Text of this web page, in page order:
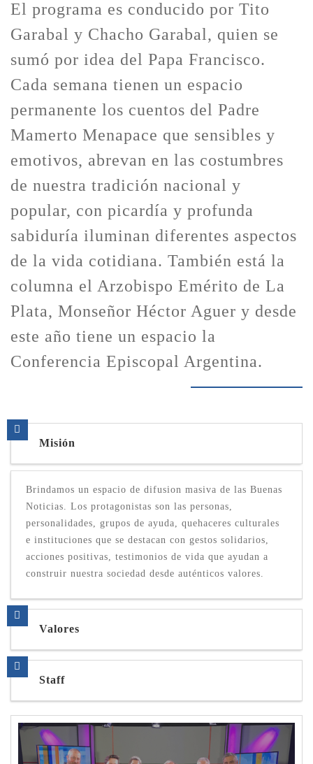
El programa es conducido por Tito
Garabal y Chacho Garabal, quien se
sumó por idea del Papa Francisco.
Cada semana tienen un espacio
permanente los cuentos del Padre
Mamerto Menapace que sensibles y
emotivos, abrevan en las costumbres
de nuestra tradición nacional y
popular, con picardía y profunda
sabiduría iluminan diferentes aspectos
de la vida cotidiana. También está la
columna el Arzobispo Emérito de La
Plata, Monseñor Héctor Aguer y desde
este año tiene un espacio la
Conferencia Episcopal Argentina.
Misión
Brindamos un espacio de difusion masiva de las Buenas
Noticias. Los protagonistas son las personas,
personalidades, grupos de ayuda, quehaceres culturales
e instituciones que se destacan con gestos solidarios,
acciones positivas, testimonios de vida que ayudan a
construir nuestra sociedad desde auténticos valores.
Valores
Staff